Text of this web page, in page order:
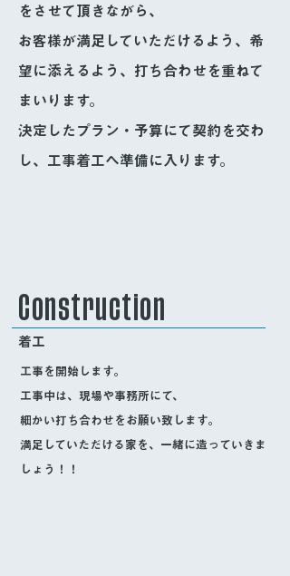
をさせて頂きながら、
お客様が満足していただけるよう、希
望に添えるよう、打ち合わせを重ねて
まいります。
決定したプラン・予算にて契約を交わ
し、工事着工へ準備に入ります。
Construction
着工
工事を開始します。
工事中は、現場や事務所にて、
細かい打ち合わせをお願い致します。
満足していただける家を、​一緒に造っていきま
しょう！！